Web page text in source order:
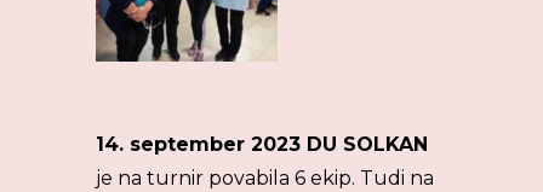
14. september 2023 DU SOLKAN
je na turnir povabila 6 ekip. Tudi na